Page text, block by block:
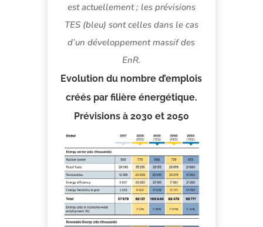
est actuellement ; les prévisions
TES (bleu) sont celles dans le cas
d’un développement massif des
EnR.
Evolution du nombre d’emplois
créés par filière énergétique.
Prévisions à 2030 et 2050